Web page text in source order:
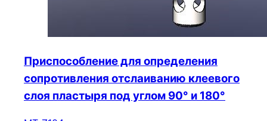
Приспособление для определения
сопротивления отслаиванию клеевого
слоя пластыря под углом 90° и 180°